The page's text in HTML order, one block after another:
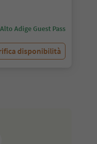
Alto Adige Guest Pass
disponibilità